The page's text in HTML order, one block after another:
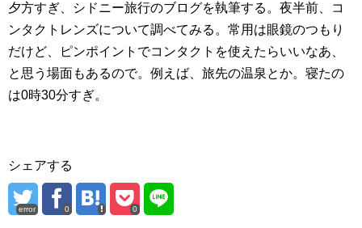
夕方すぎ、シドニー旅行のブログを執筆する。夜半前、コ
ンタクトレンズについて調べてみる。常用は眼鏡のつもり
だけど、ピンポイントでコンタクトを使えたらいいなあ、
と思う場面もあるので。例えば、旅先の温泉とか。寝たの
は0時30分すぎ。
シェアする
error 0 0